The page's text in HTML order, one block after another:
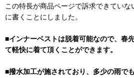
この特長が商品ページで訴求できてい
に書くことにしました。
■インナーベストは脱着可能なので、春
て軽快に着て頂くことができます。
■撥水加工が施されており、多少の雨で